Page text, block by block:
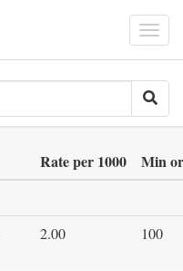
Rate per 1000
Min
2.00 100